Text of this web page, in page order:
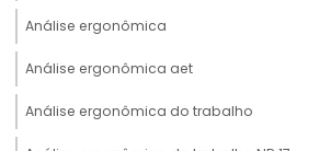
Análise ergonômica
Análise ergonômica aet
Análise ergonômica do trabalho